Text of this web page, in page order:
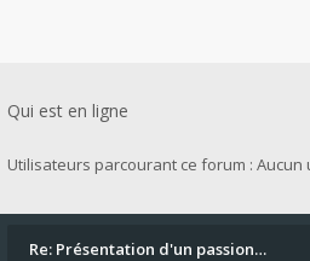
Qui est en ligne
Utilisateurs parcourant ce forum :
Re: Présentation d'un passion…